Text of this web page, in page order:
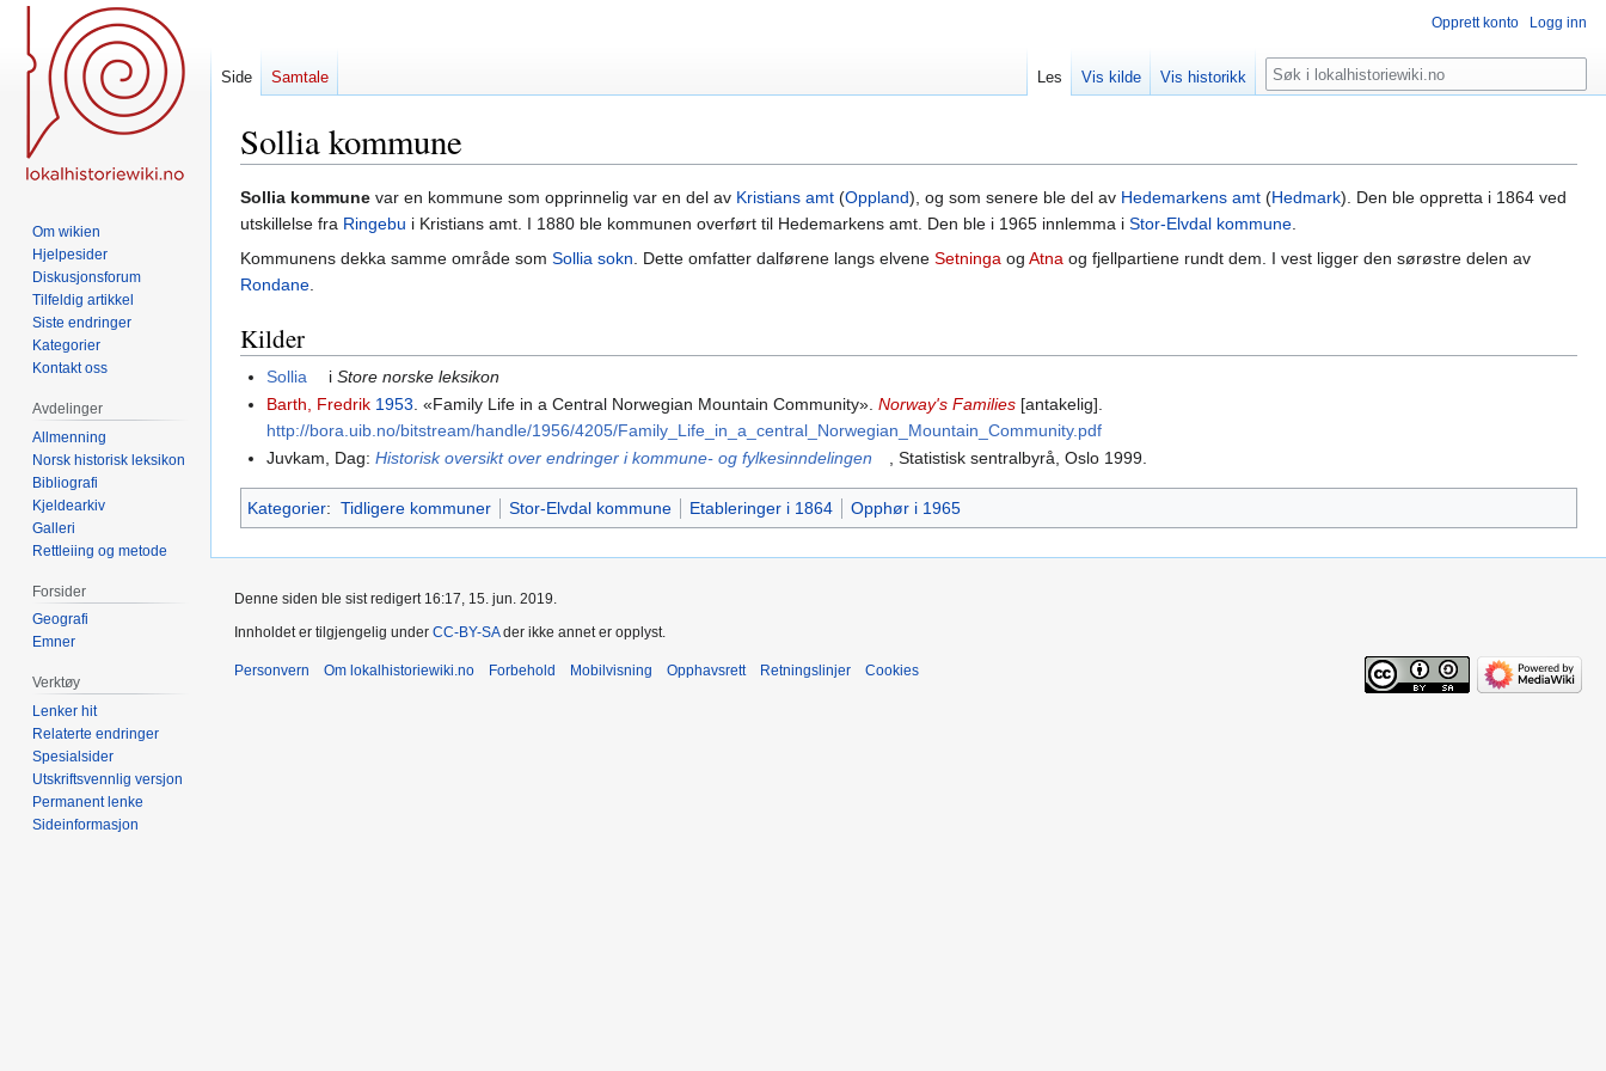
Sollia kommune
Hopp
til
navigering
Hopp
til
søk
Sollia kommune var en kommune som opprinnelig var en del av Kristians amt (Oppland), og som senere ble del av Hedemarkens amt (Hedmark). Den ble oppretta i 1864 ved
utskillelse fra Ringebu i Kristians amt. I 1880 ble kommunen overført til Hedemarkens amt. Den ble i 1965 innlemma i Stor-Elvdal kommune.
Kommunens dekka samme område som Sollia sokn. Dette omfatter dalførene langs elvene Setninga og Atna og fjellpartiene rundt dem. I vest ligger den sørøstre delen av
Rondane.
Kilder
Sollia iStore norske leksikon
Barth, Fredrik 1953 . «Family Life in a Central Norwegian Mountain Community».Norway's Families [antakelig].
http://bora.uib.no/bitstream/handle/1956/4205/Family_Life_in_a_central_Norwegian_Mountain_Community.pdf
Juvkam, Dag:Historisk oversikt over endringer i kommune- og fylkesinndelingen , Statistisk sentralbyrå, Oslo 1999.
Kategorier: Tidligere kommuner Stor-Elvdal kommune Etableringer i 1864 Opphør i 1965
Opprett konto Logg inn
Side Samtale Les Vis kilde Vis historikk Søk
Om wikien
Hjelpesider
Diskusjonsforum
Tilfeldig artikkel
Siste endringer
Kategorier
Kontakt oss
Avdelinger
Allmenning
Norsk historisk leksikon
Bibliografi
Kjeldearkiv
Galleri
Rettleiing og metode
Forsider
Geografi
Emner
Verktøy
Lenker hit
Relaterte endringer
Spesialsider
Utskriftsvennlig versjon
Permanent lenke
Sideinformasjon
Denne siden ble sist redigert 16:17, 15. jun. 2019.
Innholdet er tilgjengelig under CC-BY-SAder ikke annet er opplyst.
Personvern Om lokalhistoriewiki.no Forbehold Mobilvisning Opphavsrett Retningslinjer Cookies